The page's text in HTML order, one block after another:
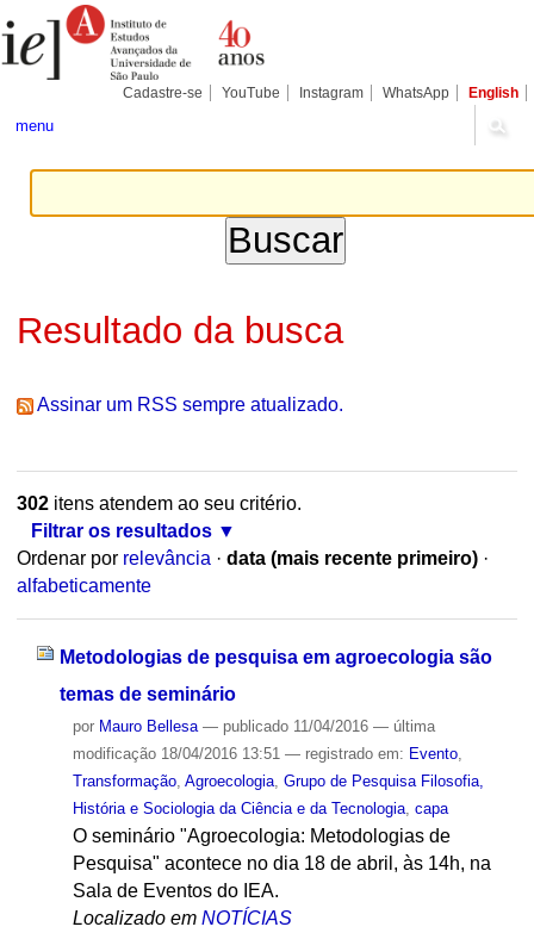
para
conteúdo.
Pessoais
Cadastre-se YouTube Instagram WhatsApp English
menu
Resultado da busca
Assinar um RSS sempre atualizado.
302itens atendem ao seu critério.
Filtrar os resultados
Ordenar por relevância · data (mais recente primeiro) ·
alfabeticamente
Metodologias de pesquisa em agroecologia são
temas de seminário
por Mauro Bellesa — publicado11/04/2016 — última
modificação18/04/2016 13:51 — registrado em: Evento,
Transformação, Agroecologia, Grupo de Pesquisa Filosofia,
História e Sociologia da Ciência e da Tecnologia, capa
O seminário "Agroecologia: Metodologias de
Pesquisa" acontece no dia 18 de abril, às 14h, na
Sala de Eventos do IEA.
Localizado em NOTÍCIAS